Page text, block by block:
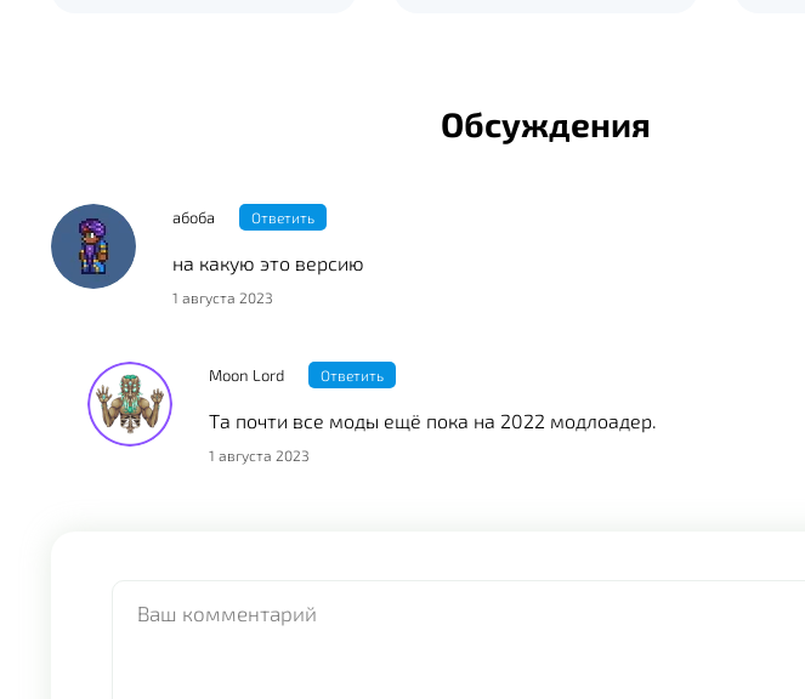
Обсуждения
абоба Ответить
на какую это версию
1 августа 2023
Moon Lord Ответить
Та почти все моды ещё пока на 2022 модлоадер.
1 августа 2023